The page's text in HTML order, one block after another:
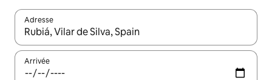
Adresse
Lorsque les résultats s'affichent, utilisez les flèches vers le
Arrivée